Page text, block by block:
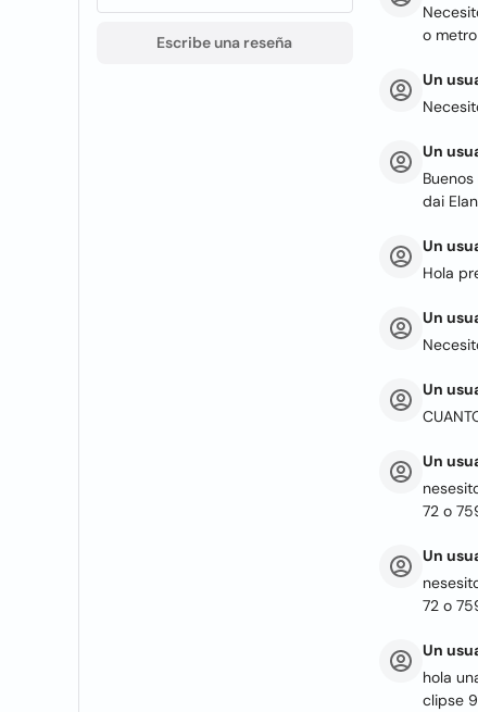
Escribe una reseña
o
Un
Un
dai
Un
Hola
Un
Un
Un
72 o
Un
72 o
Un
hola
clipse